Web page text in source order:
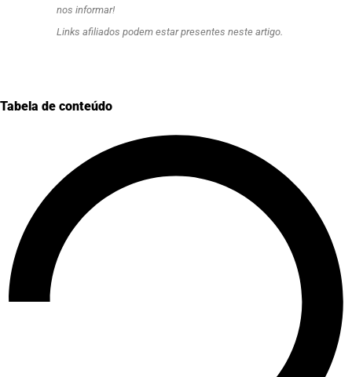
nos informar!
Links afiliados podem estar presentes neste artigo.
Tabela de conteúdo